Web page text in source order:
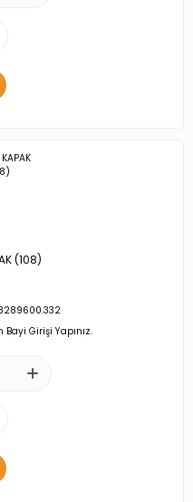
(108)
Girişi Yapınız.